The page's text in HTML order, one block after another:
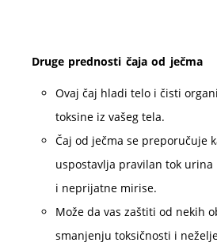
Druge prednosti čaja od ječma
Ovaj čaj hladi telo i čisti
toksine iz vašeg tela.
Čaj od ječma se preporučuje
uspostavlja pravilan tok
i neprijatne mirise.
Može da vas zaštiti od nekih
smanjenju toksičnosti i